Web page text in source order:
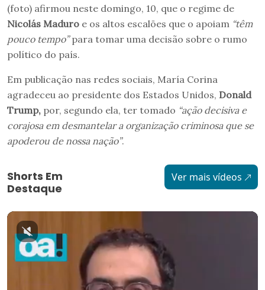
(foto) afirmou neste domingo, 10, que o regime de
Nicolás Maduro e os altos escalões que o apoiam “têm
pouco tempo”para tomar uma decisão sobre o rumo
político do país.
Em publicação nas redes sociais, María Corina
agradeceu ao presidente dos Estados Unidos, Donald
Trump, por, segundo ela, ter tomado “ação decisiva e
corajosa em desmantelar a organização criminosa que se
apoderou de nossa nação”.
Shorts Em
Destaque
Ver mais vídeos